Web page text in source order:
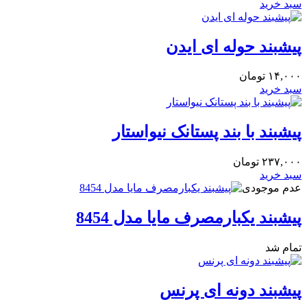
سبد خرید
پیشبند حوله ای ایدن
۱۴,۰۰۰ تومان
سبد خرید
پیشبند با بند پستانک نیواستار
۲۳۷,۰۰۰ تومان
سبد خرید
عدم موجودی
پیشبند یکبارمصرف مایا مدل 8454
تمام شد
پیشبند دونه ای پرنس